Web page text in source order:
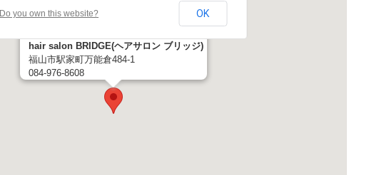
hair salon BRIDGE(ヘアサロン ブリッジ)
福山市駅家町万能倉484-1
084-976-8608
Do you own this website? OK